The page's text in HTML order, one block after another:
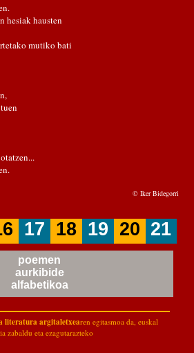
hesiak hausten
mutiko bati
© Iker Bidegorri
17 18 19 20 21
poemen
aurkibide
alfabetikoa
literatura argitaletxearen egitasmoa da, euskal
zabaldu eta ezagutarazteko